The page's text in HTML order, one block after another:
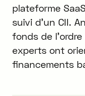
plateforme
suivi d'un CII.
fonds de l'ordre
experts ont
financements